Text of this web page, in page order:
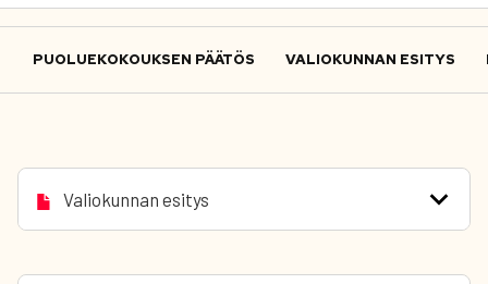
PUOLUEKOKOUKSEN PÄÄTÖS VALIOKUNNAN ESITYS
Valiokunnan esitys